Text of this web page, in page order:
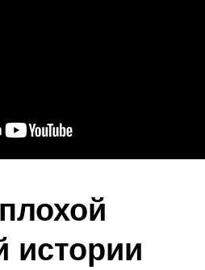
истории